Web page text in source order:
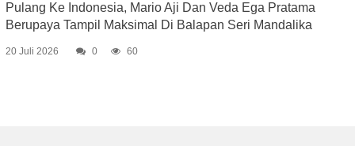
Pulang Ke Indonesia, Mario Aji Dan Veda Ega Pratama
Berupaya Tampil Maksimal Di Balapan Seri Mandalika
20 Juli 2026 0 60